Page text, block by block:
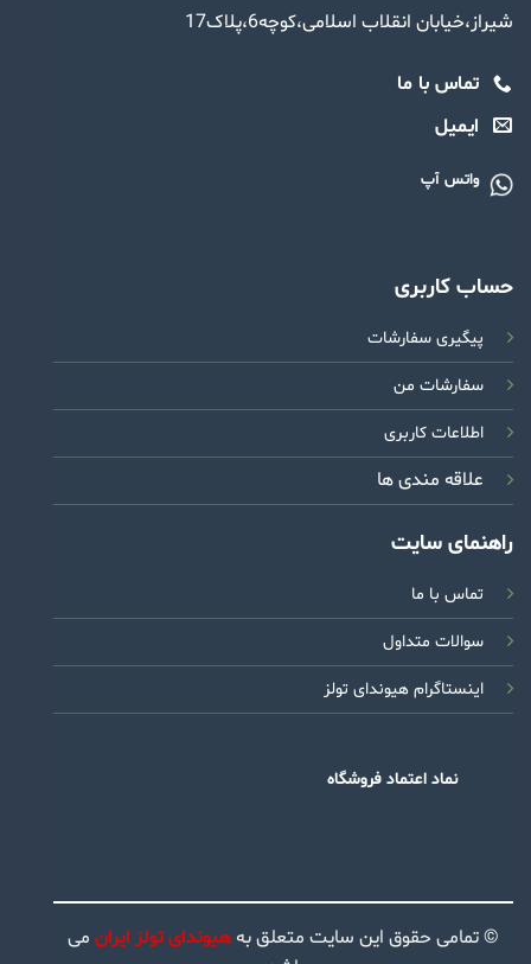
شیراز،خیابان انقلاب اسلامی،کوچه6،پلاک17
تماس با ما
ایمیل
واتس آپ
حساب کاربری
پیگیری سفارشات
سفارشات من
اطلاعات کاربری
علاقه مندی ها
راهنمای سایت
تماس با ما
سوالات متداول
اینستاگرام هیوندای تولز
نماد اعتماد فروشگاه
© تمامی حقوق این سایت متعلق به هیوندای تولز ایران می